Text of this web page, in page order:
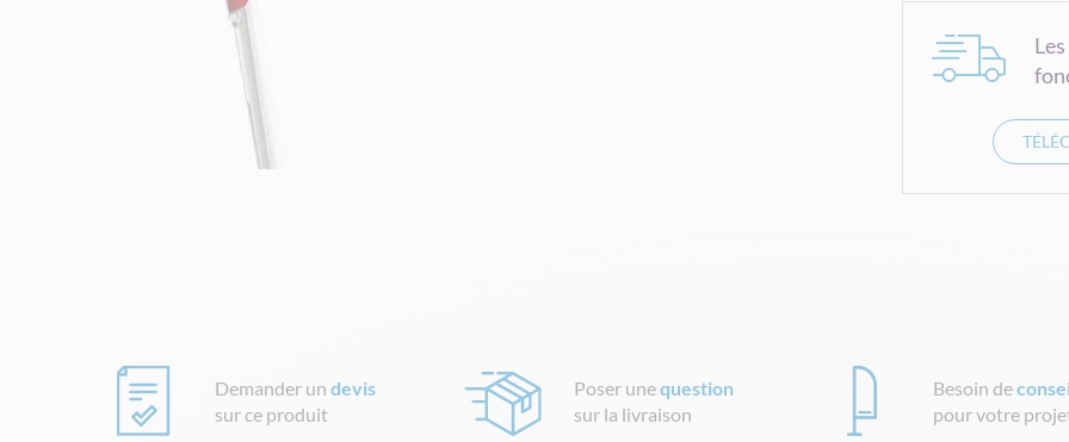
Demander undevis
sur ce produit
Poser unequestion
sur la livraison
Besoin de
pour votre